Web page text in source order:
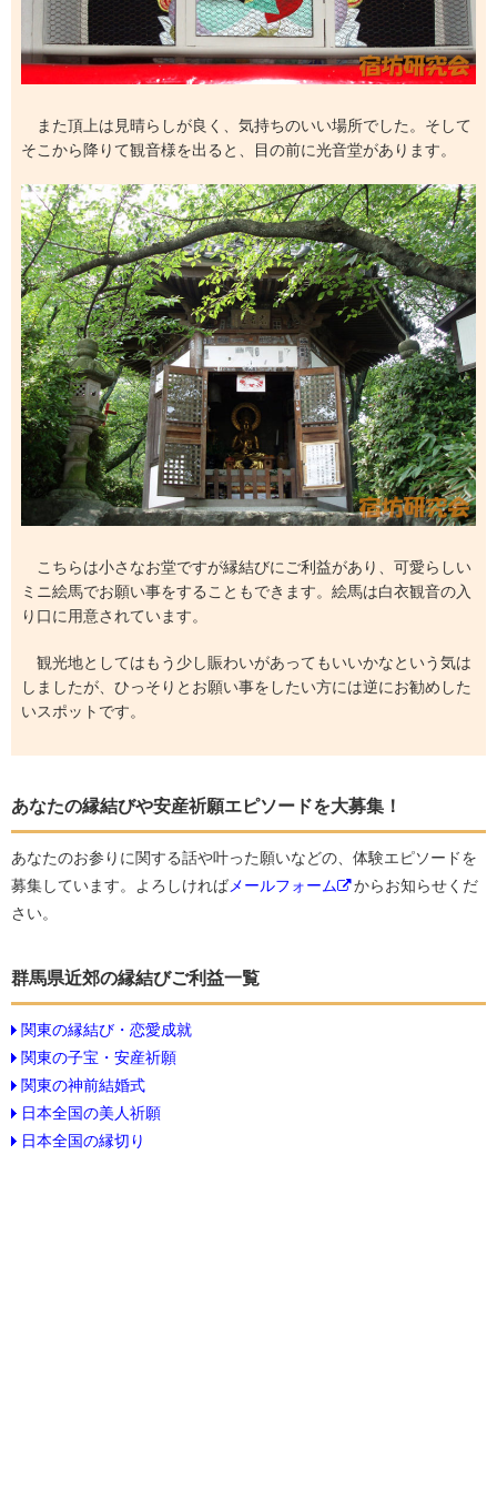
また頂上は見晴らしが良く、気持ちのいい場所でした。そして
そこから降りて観音様を出ると、目の前に光音堂があります。
こちらは小さなお堂ですが縁結びにご利益があり、可愛らしい
ミニ絵馬でお願い事をすることもできます。絵馬は白衣観音の入
り口に用意されています。
観光地としてはもう少し賑わいがあってもいいかなという気は
しましたが、ひっそりとお願い事をしたい方には逆にお勧めした
いスポットです。
あなたの縁結びや安産祈願エピソードを大募集！
あなたのお参りに関する話や叶った願いなどの、体験エピソードを
募集しています。よろしければ メールフォーム
からお知らせくだ
さい。
群馬県近郊の縁結びご利益一覧
関東の縁結び・恋愛成就
関東の子宝・安産祈願
関東の神前結婚式
日本全国の美人祈願
日本全国の縁切り